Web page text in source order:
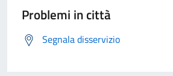
Problemi in città
Segnala disservizio